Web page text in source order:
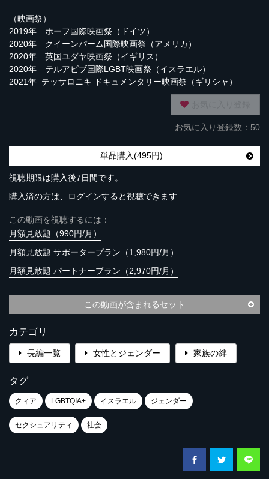
（映画祭）
2019年 ホーフ国際映画祭（ドイツ）
2020年 クイーンパーム国際映画祭（アメリカ）
2020年 英国ユダヤ映画祭（イギリス）
2020年 テルアビブ国際LGBT映画祭（イスラエル）
2021年 テッサロニキ ドキュメンタリー映画祭（ギリシャ）
お気に入り登録数：50
単品購入(495円)
視聴期限は購入後7日間です。
購入済の方は、ログインすると視聴できます
この動画を視聴するには：
月額見放題（990円/月）
月額見放題 サポータープラン（1,980円/月）
月額見放題 パートナープラン（2,970円/月）
この動画が含まれるセット
カテゴリ
長編一覧 女性とジェンダー 家族の絆
タグ
クィア LGBTQIA+ イスラエル ジェンダー
セクシュアリティ 社会